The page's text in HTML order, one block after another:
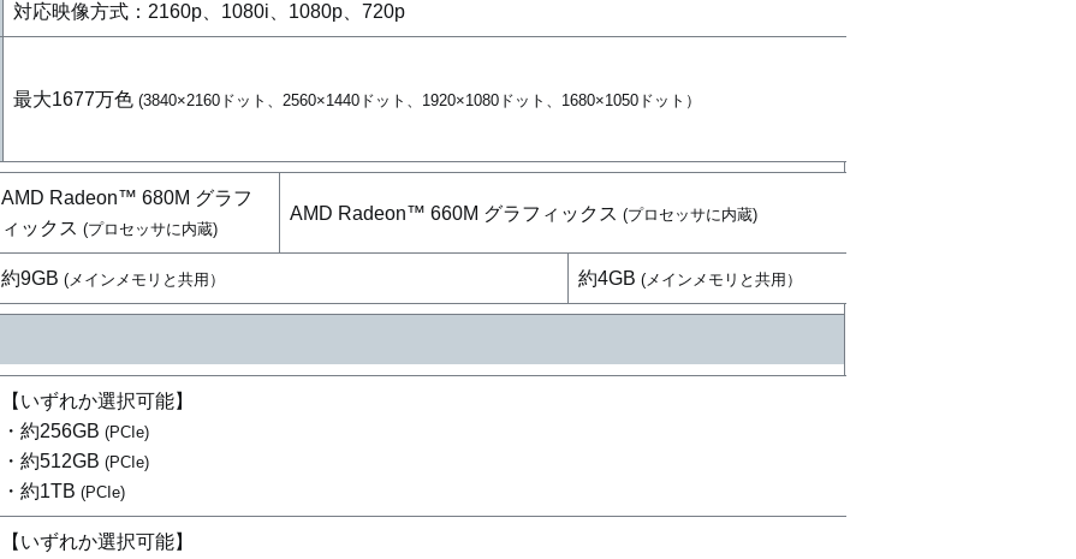
対応映像方式：2160p、1080i、1080p、720p
最大1677万色 (3840×2160ドット、2560×1440ドット、1920×1080ドット、1680×1050ドット）
AMD Radeon™ 680M グラフ
ィックス (プロセッサに内蔵)
AMD Radeon™ 660M グラフィックス (プロセッサに内蔵)
約9GB (メインメモリと共用） 約4GB (メインメモリと共用）
【いずれか選択可能】
・約256GB (PCIe)
・約512GB (PCIe)
・約1TB (PCIe)
【いずれか選択可能】